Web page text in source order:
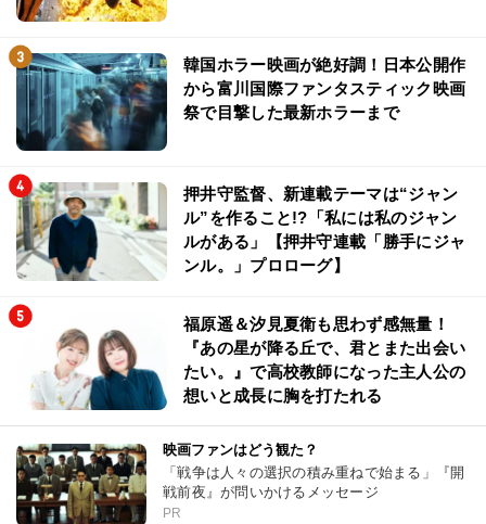
韓国ホラー映画が絶好調！日本公開作
から富川国際ファンタスティック映画
祭で目撃した最新ホラーまで
押井守監督、新連載テーマは“ジャン
ル”を作ること!?「私には私のジャン
ルがある」【押井守連載「勝手にジャ
ンル。」プロローグ】
福原遥＆汐見夏衛も思わず感無量！
『あの星が降る丘で、君とまた出会い
たい。』で高校教師になった主人公の
想いと成長に胸を打たれる
映画ファンはどう観た？
「戦争は人々の選択の積み重ねで始まる」『開
戦前夜』が問いかけるメッセージ
PR